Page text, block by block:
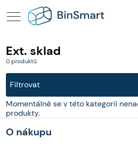
Ext. sklad
0 produktů
Filtrovat
Momentálně se v této kategorii
produkty.
O nákupu